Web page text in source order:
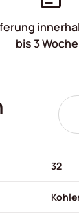
bis 3
32